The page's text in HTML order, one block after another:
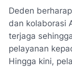
Deden
dan kolaborasi
terjaga
pelayanan
Hingga kini,